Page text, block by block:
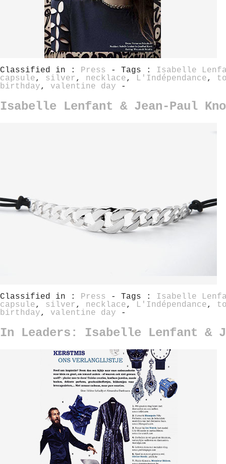
Classified in : Press - Tags : Isabelle
capsule, silver , necklace, L'Indépendance,
birthday, valentine day -
Isabelle Lenfant & Jean-Paul
Classified in : Press - Tags : Isabelle
capsule, silver , necklace, L'Indépendance,
birthday, valentine day -
In Leaders: Isabelle Lenfant &